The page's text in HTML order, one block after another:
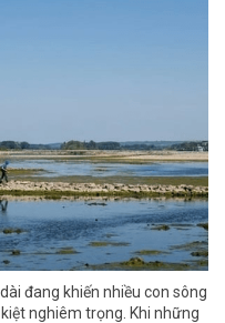
đang khiến nhiều con sông
nghiêm trọng. Khi những